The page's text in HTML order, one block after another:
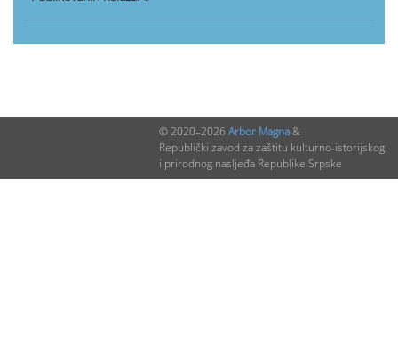
© 2020–2026 Arbor Magna&
Republički zavod za zaštitu kulturno-istorijskog
i prirodnog nasljeđa Republike Srpske